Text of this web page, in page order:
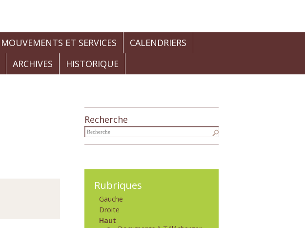
MOUVEMENTS ET SERVICES
CALENDRIERS
ARCHIVES HISTORIQUE
Recherche
Navigation
Rubriques
Gauche
Droite
Haut